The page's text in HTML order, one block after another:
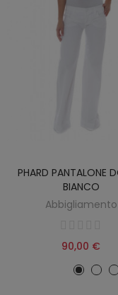
PHARD PANTALONE
BIANCO
Abbigliamento
90,00 €